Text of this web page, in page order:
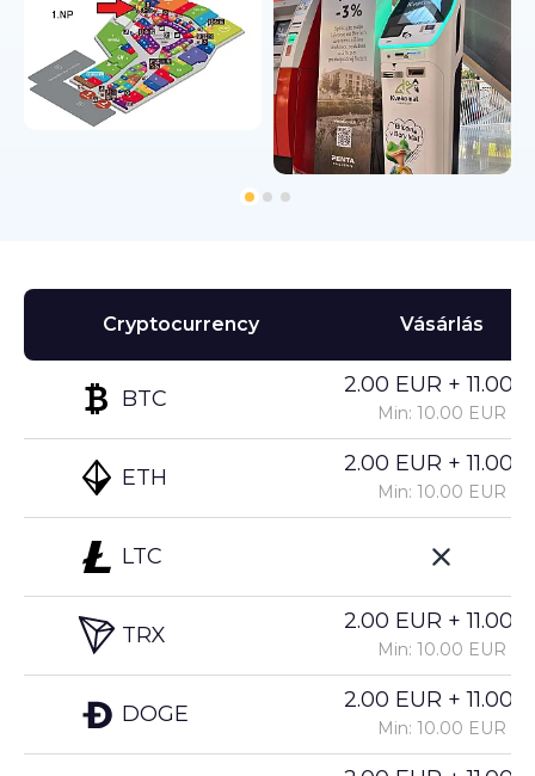
Cryptocurrency
BTC
ETH
LTC
TRX
DOGE
Vásárlás
2.00 EUR +
Min: 10.00 EUR
2.00 EUR +
Min: 10.00 EUR
2.00 EUR +
Min: 10.00 EUR
2.00 EUR +
Min: 10.00 EUR